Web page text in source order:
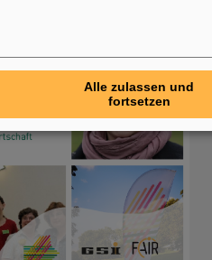
Alle zulassen und
fortsetzen